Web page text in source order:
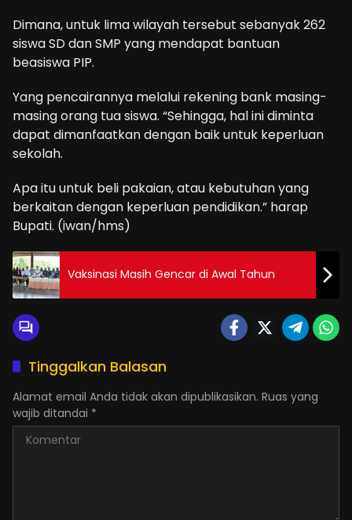
Dimana, untuk lima wilayah tersebut sebanyak 262
siswa SD dan SMP yang mendapat bantuan
beasiswa PIP.
Yang pencairannya melalui rekening bank masing-
masing orang tua siswa. “Sehingga, hal ini diminta
dapat dimanfaatkan dengan baik untuk keperluan
sekolah.
Apa itu untuk beli pakaian, atau kebutuhan yang
berkaitan dengan keperluan pendidikan.” harap
Bupati. (iwan/hms)
Vaksinasi Masih Gencar di Awal Tahun
Tinggalkan Balasan
Alamat email Anda tidak akan dipublikasikan. Ruas yang
wajib ditandai *